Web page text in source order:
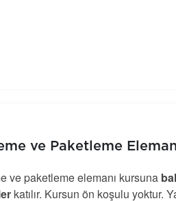
ve Paketleme
ve paketleme elemanı kursuna
katılır. Kursun ön koşulu yoktur.